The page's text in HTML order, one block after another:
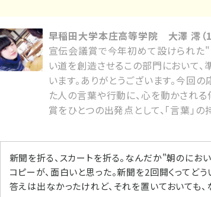
早稲田大学本庄高等学院 大澤 澪（
宣伝会議賞で今年初めて設けられた
い道を創造させるこの部門において、
います。ありがとうございます。今回
た人の言葉や行動に、心を動かされ
賞をひとつの出発点として、「言葉」
新聞を折る、スカートを折る。なんだか"朝のにお
コピーが、面白いと思った。新聞を2回開くってど
答えは出なかったけれど、それを置いておいても、